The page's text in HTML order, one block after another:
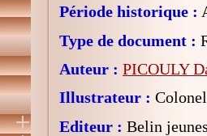
Période historique :
Type de document :
Auteur : PICOULY
Illustrateur :
Editeur : Belin